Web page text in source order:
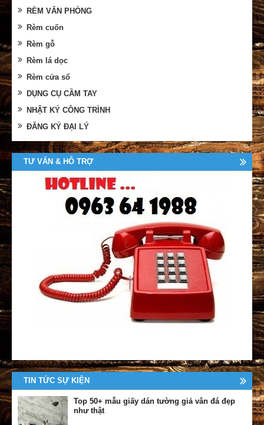
RÈM VĂN PHÒNG
Rèm cuốn
Rèm gỗ
Rèm lá dọc
Rèm cửa sổ
DỤNG CỤ CẦM TAY
NHẬT KÝ CÔNG TRÌNH
ĐĂNG KÝ ĐẠI LÝ
TƯ VẤN & HỖ TRỢ
TIN TỨC SỰ KIỆN
Top 50+ mẫu giấy dán tường giả vân đá đẹp
như thật